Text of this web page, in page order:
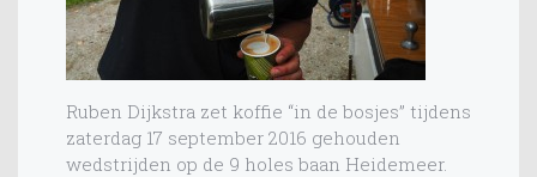
Ruben Dijkstra zet koffie “in de bosjes” tijdens
zaterdag 17 september 2016 gehouden
wedstrijden op de 9 holes baan Heidemeer.